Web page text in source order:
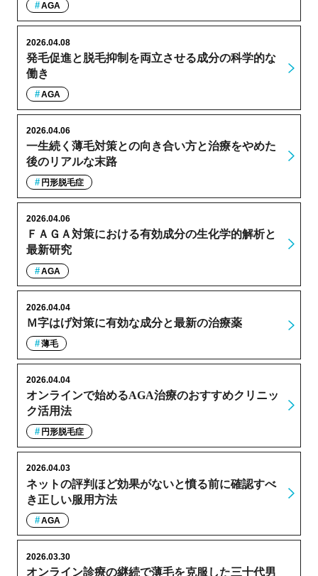
AGA
発毛促進と脱毛抑制を両立させる成分の科学的な
働き
2026.04.08
AGA
一生続く薄毛対策との向き合い方と治療をやめた
後のリアルな末路
2026.04.06
円形脱毛症
ＦＡＧＡ対策における有効成分の生化学的解析と
最新研究
2026.04.06
AGA
Ｍ字はげ対策に有効な成分と最新の治療薬
2026.04.04
薄毛
オンラインで始めるAGA治療のおすすめクリニッ
ク活用法
2026.04.04
円形脱毛症
ネットの評判ほど効果がないと憤る前に確認すべ
き正しい服用方法
2026.04.03
AGA
オンライン診療の継続で薄毛を克服した三十代男
2026.03.30